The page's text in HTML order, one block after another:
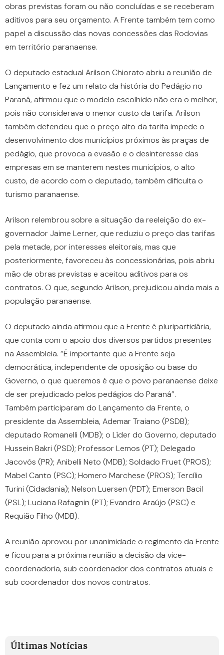
obras previstas foram ou não concluídas e se receberam
aditivos para seu orçamento. A Frente também tem como
papel a discussão das novas concessões das Rodovias
em território paranaense.
O deputado estadual Arilson Chiorato abriu a reunião de
Lançamento e fez um relato da história do Pedágio no
Paraná, afirmou que o modelo escolhido não era o melhor,
pois não considerava o menor custo da tarifa. Arilson
também defendeu que o preço alto da tarifa impede o
desenvolvimento dos municípios próximos às praças de
pedágio, que provoca a evasão e o desinteresse das
empresas em se manterem nestes municípios, o alto
custo, de acordo com o deputado, também dificulta o
turismo paranaense.
Arilson relembrou sobre a situação da reeleição do ex-
governador Jaime Lerner, que reduziu o preço das tarifas
pela metade, por interesses eleitorais, mas que
posteriormente, favoreceu às concessionárias, pois abriu
mão de obras previstas e aceitou aditivos para os
contratos. O que, segundo Arilson, prejudicou ainda mais a
população paranaense.
O deputado ainda afirmou que a Frente é pluripartidária,
que conta com o apoio dos diversos partidos presentes
na Assembleia. “É importante que a Frente seja
democrática, independente de oposição ou base do
Governo, o que queremos é que o povo paranaense deixe
de ser prejudicado pelos pedágios do Paraná”.
Também participaram do Lançamento da Frente, o
presidente da Assembleia, Ademar Traiano (PSDB);
deputado Romanelli (MDB); o Líder do Governo, deputado
Hussein Bakri (PSD); Professor Lemos (PT); Delegado
Jacovós (PR); Anibelli Neto (MDB); Soldado Fruet (PROS);
Mabel Canto (PSC); Homero Marchese (PROS); Tercílio
Turini (Cidadania); Nelson Luersen (PDT); Emerson Bacil
(PSL); Luciana Rafagnin (PT); Evandro Araújo (PSC) e
Requião Filho (MDB).
A reunião aprovou por unanimidade o regimento da Frente
e ficou para a próxima reunião a decisão da vice-
coordenadoria, sub coordenador dos contratos atuais e
sub coordenador dos novos contratos.
Últimas Notícias